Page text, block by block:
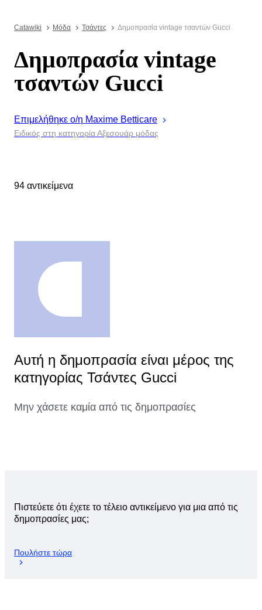
Catawiki Μόδα Τσάντες Δημοπρασία vintage τσαντών Gucci
Δημοπρασία vintage
τσαντών Gucci
Επιμελήθηκε ο/η Maxime Betticare
Ειδικός στη κατηγορία Αξεσουάρ μόδας
94 αντικείμενα
Αυτή η δημοπρασία είναι μέρος της
κατηγορίας Τσάντες Gucci
Μην χάσετε καμία από τις δημοπρασίες
Πιστεύετε ότι έχετε το τέλειο αντικείμενο για μια από τις
δημοπρασίες μας;
Πουλήστε τώρα